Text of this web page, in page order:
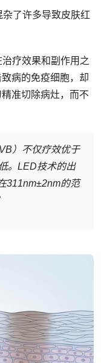
了许多导致皮肤红
疗效果和副作用之
病的免疫细胞，却
准切除病灶，而不
）不仅疗效优于
。LED技术的出
311nm±2nm的范